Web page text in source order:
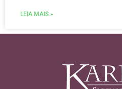
LEIA MAIS »